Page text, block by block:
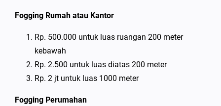
Fogging Rumah atau Kantor
Rp. 500.000 untuk luas ruangan 200 meter
kebawah
Rp. 2.500 untuk luas diatas 200 meter
Rp. 2 jt untuk luas 1000 meter
Fogging Perumahan